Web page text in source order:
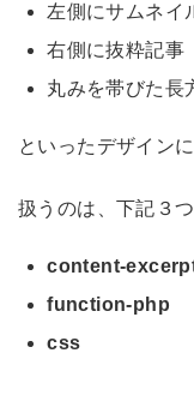
左側にサムネイ
右側に抜粋記事
丸みを帯びた長
といったデザイン
扱うのは、下記３つ
content-
function-php
css